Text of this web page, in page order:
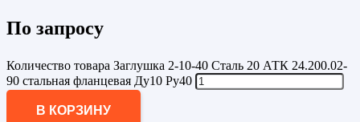
По запросу
Количество товара Заглушка 2-10-40 Сталь 20 АТК 24.200.02-
90 стальная фланцевая Ду10 Ру40
В КОРЗИНУ